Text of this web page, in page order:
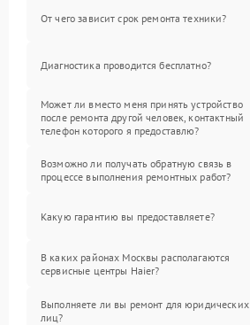
От чего зависит срок ремонта техники?
Диагностика проводится бесплатно?
Может ли вместо меня принять устройство
после ремонта другой человек, контактный
телефон которого я предоставлю?
Возможно ли получать обратную связь в
процессе выполнения ремонтных работ?
Какую гарантию вы предоставляете?
В каких районах Москвы располагаются
сервисные центры Haier?
Выполняете ли вы ремонт для юридических
лиц?